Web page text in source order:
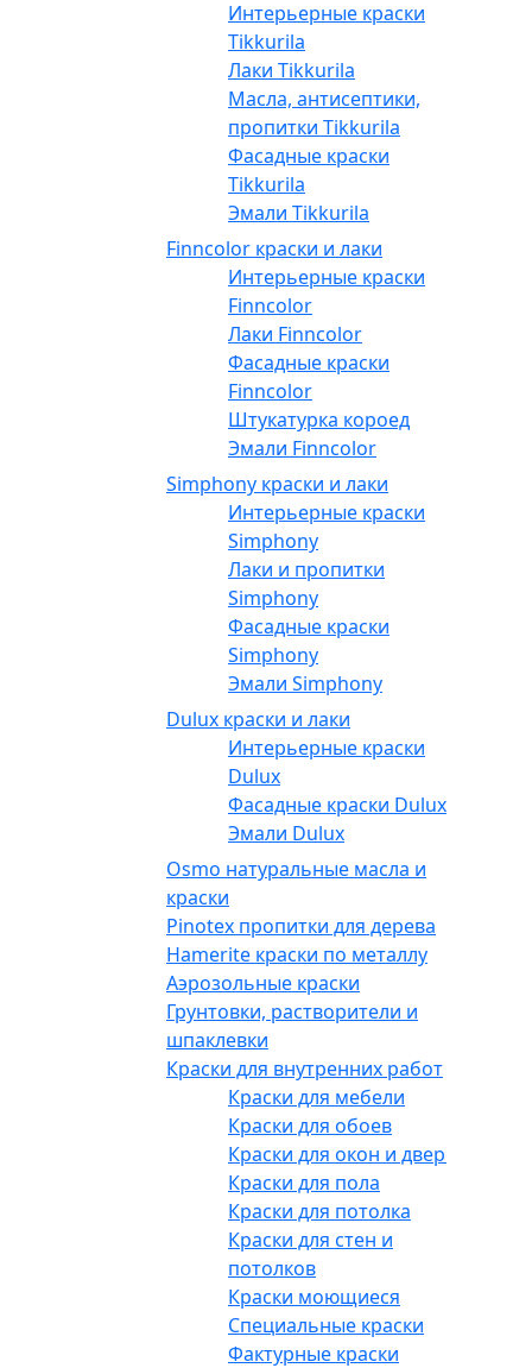
Интерьерные краски
Tikkurila
Лаки Tikkurila
Масла, антисептики,
пропитки Tikkurila
Фасадные краски
Tikkurila
Эмали Tikkurila
Finncolor краски и лаки
Интерьерные краски
Finncolor
Лаки Finncolor
Фасадные краски
Finncolor
Штукатурка короед
Эмали Finncolor
Simphony краски и лаки
Интерьерные краски
Simphony
Лаки и пропитки
Simphony
Фасадные краски
Simphony
Эмали Simphony
Dulux краски и лаки
Интерьерные краски
Dulux
Фасадные краски Dulux
Эмали Dulux
Osmo натуральные масла и
краски
Pinotex пропитки для дерева
Hamerite краски по металлу
Аэрозольные краски
Грунтовки, растворители и
шпаклевки
Краски для внутренних работ
Краски для мебели
Краски для обоев
Краски для окон и дверей
Краски для пола
Краски для потолка
Краски для стен и
потолков
Краски моющиеся
Специальные краски
Фактурные краски